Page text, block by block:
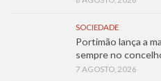
SOCIEDADE
Portimão lança a
sempre no
7 AGOSTO, 2026